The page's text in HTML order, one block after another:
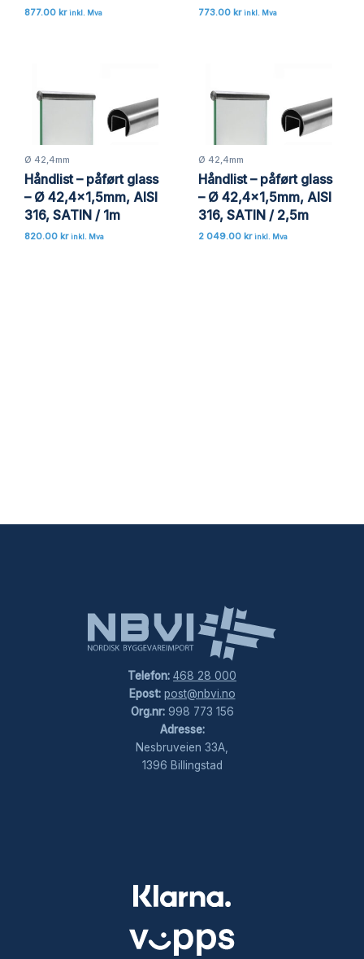
877.00 kr inkl. Mva 773.00 kr inkl. Mva
Ø 42,4mm
Håndlist – påført glass
– Ø 42,4×1,5mm, AISI
316, SATIN / 1m
820.00 kr inkl. Mva
Ø 42,4mm
Håndlist – påført glass
– Ø 42,4×1,5mm, AISI
316, SATIN / 2,5m
2 049.00 kr inkl. Mva
Telefon: 468 28 000
Epost: post@nbvi.no
Org.nr:998 773 156
Adresse:
Nesbruveien 33A,
1396 Billingstad